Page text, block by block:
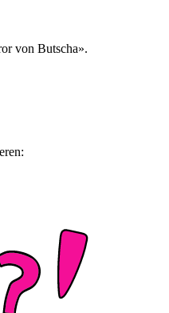
von Butscha».